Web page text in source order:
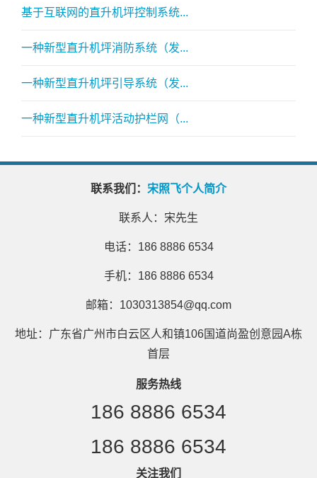
基于互联网的直升机坪控制系统...
一种新型直升机坪消防系统（发...
一种新型直升机坪引导系统（发...
一种新型直升机坪活动护栏网（...
联系我们： 宋照飞个人简介
联系人：宋先生
电话：186 8886 6534
手机：186 8886 6534
邮箱：1030313854@qq.com
地址：广东省广州市白云区人和镇106国道尚盈创意园A栋
首层
服务热线
186 8886 6534
186 8886 6534
关注我们